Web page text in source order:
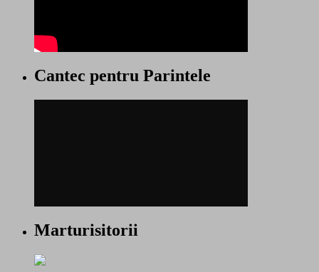
Cantec pentru Parintele
Marturisitorii